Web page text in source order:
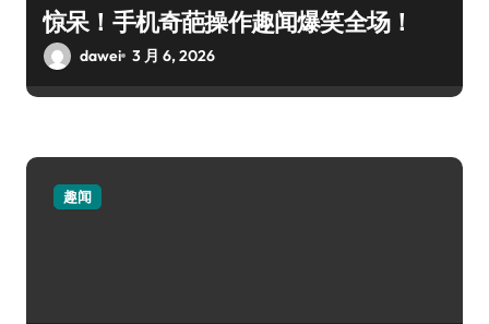
惊呆！手机奇葩操作趣闻爆笑全场！
dawei 3 月 6, 2026
趣闻